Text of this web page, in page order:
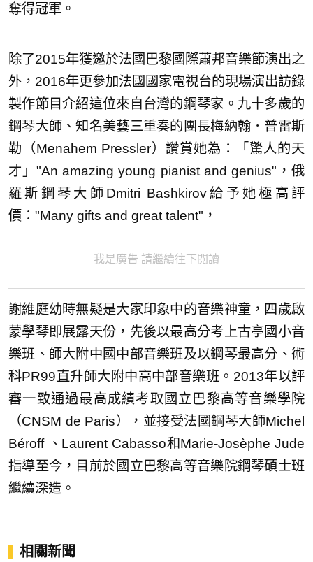
奪得冠軍。
除了2015年獲邀於法國巴黎國際蕭邦音樂節演出之
外，2016年更參加法國國家電視台的現場演出訪錄
製作節目介紹這位來自台灣的鋼琴家。九十多歲的
鋼琴大師、知名美藝三重奏的團長梅納翰．普雷斯
勒（Menahem Pressler）讚賞她為：「驚人的天
才」"An amazing young pianist and genius"，俄
羅斯鋼琴大師Dmitri Bashkirov給予她極高評
價："Many gifts and great talent"，
我是廣告 請繼續往下閱讀
謝維庭幼時無疑是大家印象中的音樂神童，四歲啟
蒙學琴即展露天份，先後以最高分考上古亭國小音
樂班、師大附中國中部音樂班及以鋼琴最高分、術
科PR99直升師大附中高中部音樂班。2013年以評
審一致通過最高成績考取國立巴黎高等音樂學院
（CNSM de Paris），並接受法國鋼琴大師Michel
Béroff 、Laurent Cabasso和Marie-Josèphe Jude
指導至今，目前於國立巴黎高等音樂院鋼琴碩士班
繼續深造。
相關新聞